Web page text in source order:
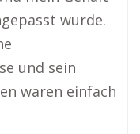
wurde.
und sein
waren einfach